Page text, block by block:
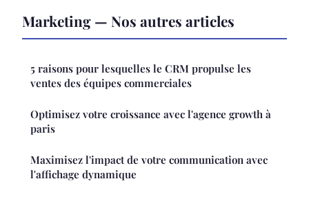
Marketing — Nos autres articles
5 raisons pour lesquelles le CRM propulse les
ventes des équipes commerciales
Optimisez votre croissance avec l'agence growth à
paris
Maximisez l'impact de votre communication avec
l'affichage dynamique